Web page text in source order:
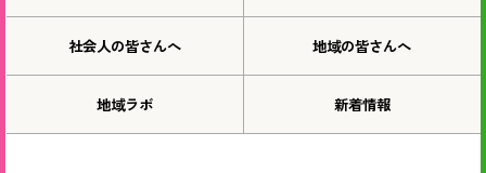
社会人の皆さんへ 地域の皆さんへ
地域ラボ 新着情報